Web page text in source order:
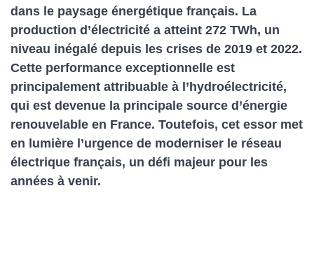
dans le paysage énergétique français. La
production d’électricité a atteint 272 TWh, un
niveau inégalé depuis les crises de 2019 et 2022.
Cette performance exceptionnelle est
principalement attribuable à l’hydroélectricité,
qui est devenue la principale source d’énergie
renouvelable en France. Toutefois, cet essor met
en lumière l’urgence de moderniser le réseau
électrique français, un défi majeur pour les
années à venir.